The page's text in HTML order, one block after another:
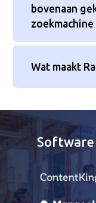
bovenaan
Wat maakt
Software